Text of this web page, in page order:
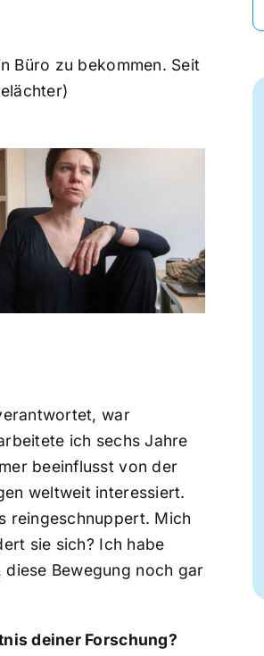
Büro zu bekommen. Seit
war
ich sechs Jahre
beeinflusst von der
weltweit interessiert.
reingeschnuppert. Mich
sie sich? Ich habe
Bewegung noch gar
deiner Forschung?